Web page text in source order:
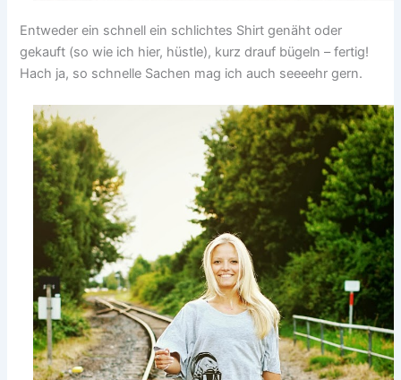
Entweder ein schnell ein schlichtes Shirt genäht oder
gekauft (so wie ich hier, hüstle), kurz drauf bügeln – fertig!
Hach ja, so schnelle Sachen mag ich auch seeeehr gern.